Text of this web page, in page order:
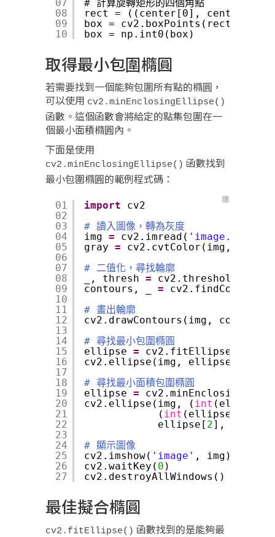
07
08
09
10
# 計算旋轉矩形的四個角點
rect = ((center[0],
box = cv2.boxPoints(rect)
box = np.int0(box)
取得最小包圍橢圓
若需要找到一個能夠包圍所有點的橢圓，
可以使用 cv2.minEnclosingEllipse()
函數。這個函數會將給定的點集包圍在一
個最小面積橢圓內。
下面是使用
cv2.minEnclosingEllipse() 函數找到
最小包圍橢圓的範例程式碼：
？
01
02
03
04
05
06
07
08
09
10
11
12
13
14
15
16
17
18
19
20
21
22
23
24
25
26
27
import
cv2
# 讀入圖像，轉為灰度
img = cv2.imread( 'image.jpg'
gray =
cv2.cvtColor(img,
# 二值化，尋找輪廓
_, thresh =
contours, _ =
# 畫出輪廓
cv2.drawContours(img,
# 尋找最小包圍橢圓
ellipse =
cv2.ellipse(img, ellipse, (
# 尋找最小面積包圍橢圓
ellipse =
cv2.ellipse(img, ( int (ellipse[
( int (ellipse[
ellipse[ 2],
# 顯示圖像
cv2.imshow( 'image' , img)
cv2.waitKey( 0 )
cv2.destroyAllWindows()
最佳擬合橢圓
cv2.fitEllipse() 函數找到的是能夠最